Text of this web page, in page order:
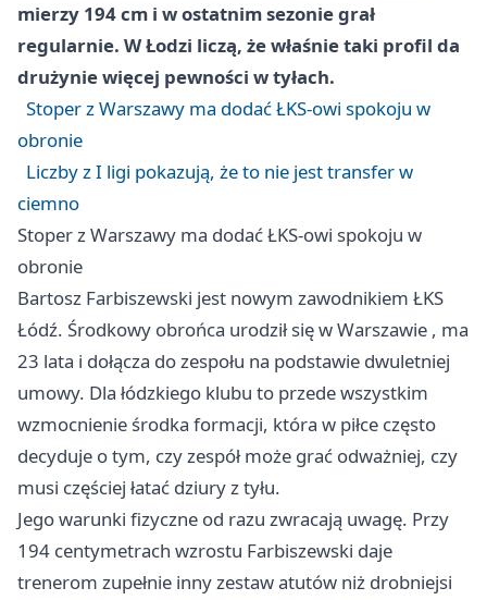
mierzy 194 cm i w ostatnim sezonie grał
regularnie. W Łodzi liczą, że właśnie taki profil da
drużynie więcej pewności w tyłach.
Stoper z Warszawy ma dodać ŁKS-owi spokoju w
obronie
Liczby z I ligi pokazują, że to nie jest transfer w
ciemno
Stoper z Warszawy ma dodać ŁKS-owi spokoju w
obronie
Bartosz Farbiszewski jest nowym zawodnikiem ŁKS
Łódź. Środkowy obrońca urodził się wWarszawie , ma
23 lata i dołącza do zespołu na podstawie dwuletniej
umowy. Dla łódzkiego klubu to przede wszystkim
wzmocnienie środka formacji, która w piłce często
decyduje o tym, czy zespół może grać odważniej, czy
musi częściej łatać dziury z tyłu.
Jego warunki fizyczne od razu zwracają uwagę. Przy
194 centymetrach wzrostu Farbiszewski daje
trenerom zupełnie inny zestaw atutów niż drobniejsi